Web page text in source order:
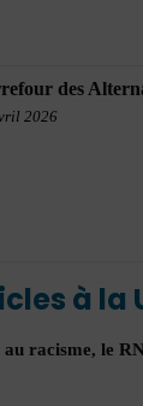
des
2026
à la
au racisme, le